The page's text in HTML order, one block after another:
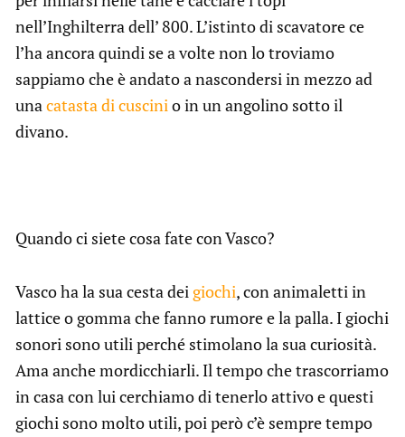
nell’Inghilterra dell’ 800. L’istinto di scavatore ce
l’ha ancora quindi se a volte non lo troviamo
sappiamo che è andato a nascondersi in mezzo ad
unacatasta di cuscinio in un angolino sotto il
divano.
Quando ci siete cosa fate con Vasco?
Vasco ha la sua cesta dei giochi, con animaletti in
lattice o gomma che fanno rumore e la palla. I giochi
sonori sono utili perché stimolano la sua curiosità.
Ama anche mordicchiarli. Il tempo che trascorriamo
in casa con lui cerchiamo di tenerlo attivo e questi
giochi sono molto utili, poi però c’è sempre tempo